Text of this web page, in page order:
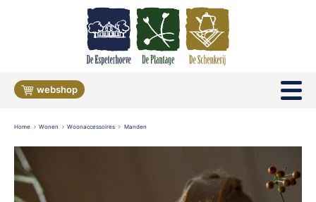
webshop
Home Wonen Woonaccessoires Manden